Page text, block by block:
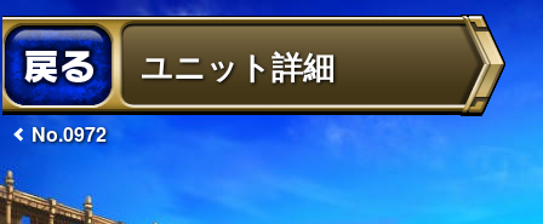
ユニット詳細
No.0972